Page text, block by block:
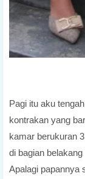
Pagi itu aku
kontrakan yang
kamar berukuran
di bagian
Apalagi papannya